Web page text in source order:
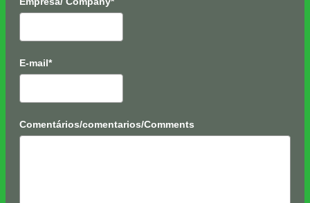
E-mail*
Comentários/comentarios/Comments